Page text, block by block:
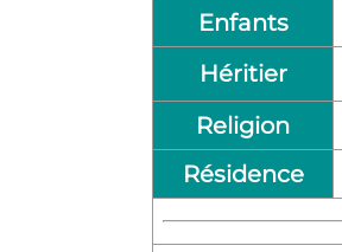
Enfants
Héritier
Religion
Résidence